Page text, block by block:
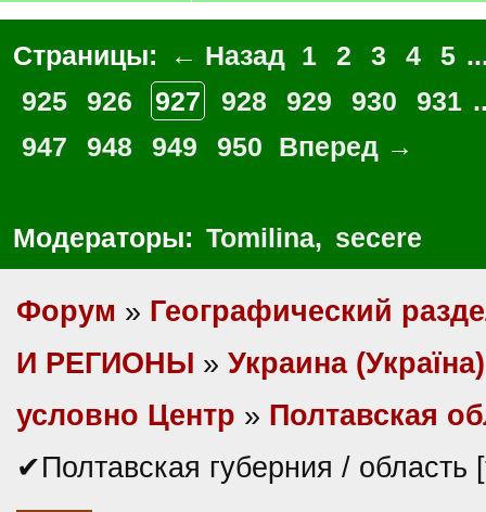
Страницы: ← Назад 1 2 3 4 5
925
926 927 928 929 930 931
947
948 949 950 Вперед →
Модераторы: Tomilina, secere
Форум » Географический
И РЕГИОНЫ » Украина (Україна)
условно Центр » Полтавская
✔Полтавская губерния /